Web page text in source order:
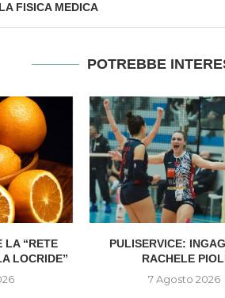
FISICA MEDICA
POTREBBE
LA “RETE
LOCRIDE”
PULISERVICE:
RACHELE
7 Agosto 2026